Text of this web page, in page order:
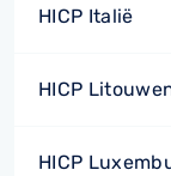
HICP Italië
HICP
HICP